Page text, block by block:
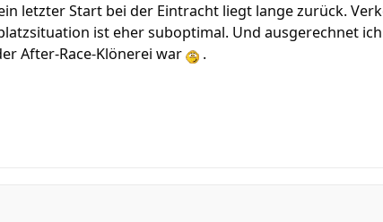
letzter Start bei der Eintracht liegt lange zurück.
ist eher suboptimal. Und ausgerechnet
After-Race-Klönerei war
.